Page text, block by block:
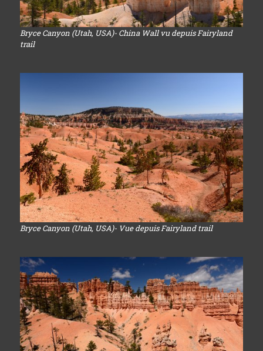
Bryce Canyon (Utah, USA)- China Wall vu depuis Fairyland
trail
Bryce Canyon (Utah, USA)- Vue depuis Fairyland trail